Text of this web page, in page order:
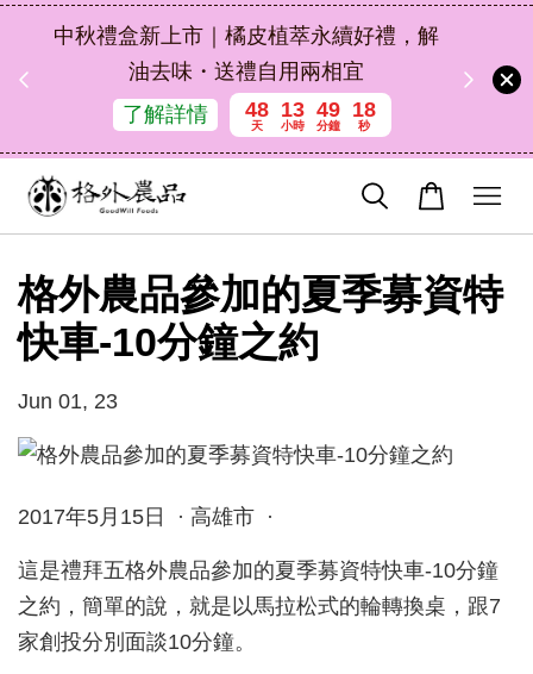
中秋禮盒新上市｜橘皮植萃永續好禮，解
油去味・送禮自用兩相宜
了解詳情
48
天
13
小時
49
分鐘
18
秒
格外農品參加的夏季募資特
快車-10分鐘之約
Jun 01, 23
2017年5月15日 · 高雄市 ·
這是禮拜五格外農品參加的夏季募資特快車-10分鐘
之約，簡單的說，就是以馬拉松式的輪轉換桌，跟7
家創投分別面談10分鐘。